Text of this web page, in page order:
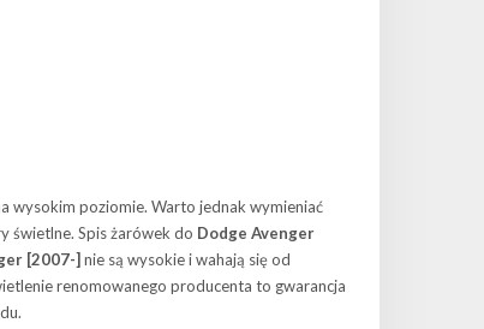
wysokim poziomie. Warto jednak wymieniać
świetlne. Spis żarówek do Dodge Avenger
[2007-] nie są wysokie i wahają się od
renomowanego producenta to gwarancja